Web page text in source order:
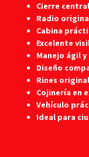
Cierre
Radio
Cabina
Excelente
Manejo ágil
Diseño
Rines
Cojinería en
Vehículo
Ideal para